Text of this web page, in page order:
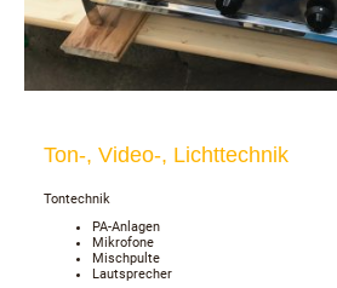
Ton-, Video-, Lichttechnik
Tontechnik
PA-Anlagen
Mikrofone
Mischpulte
Lautsprecher